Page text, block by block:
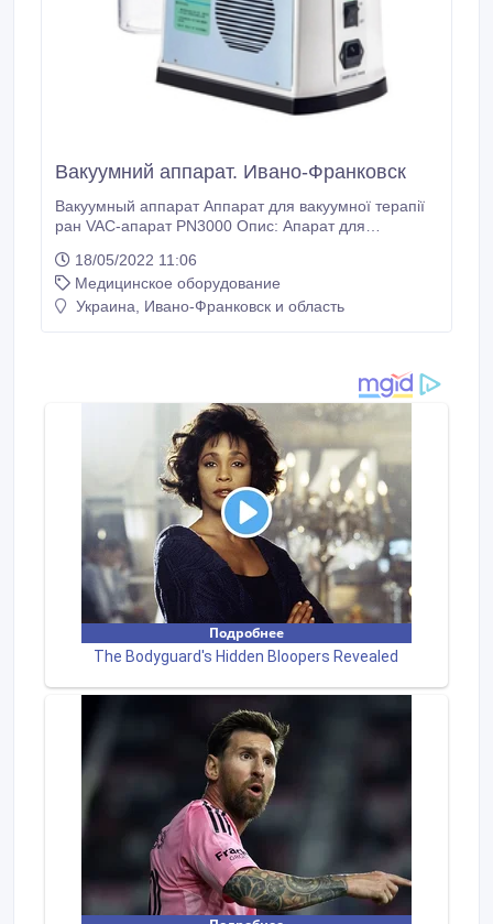
Вакуумний аппарат. Ивано-Франковск
Вакуумный аппарат Аппарат для вакуумної терапії
ран VAC-апарат PN3000 Опис: Апарат для
підхід у лікуванні ран. Цей прилад використовує
передову технологію NPWT, вплив на уражену
ділянку тіла від’ємним тиском. Завдяки подвійній
18/05/2022 11:06
Медицинское оборудование
Украина, Ивано-Франковск и область